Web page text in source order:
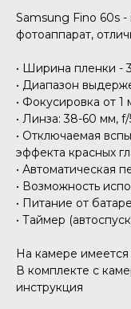
Samsung Fino 60s
фотоаппарат,
• Ширина пленки -
• Диапазон
• Фокусировка от
• Линза: 38-60 мм, f/
• Отключаемая
эффекта красных
• Автоматическая
• Возможность
• Питание от
• Таймер
На камере
В комплекте с
инструкция